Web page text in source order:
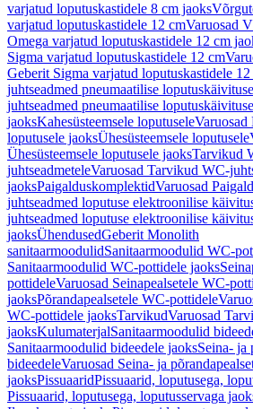
varjatud loputuskastidele 8 cm jaoks
varjatud loputuskastidele 12 cmVaruosad
Omega varjatud loputuskastidele 12 cm
Sigma varjatud loputuskastidele 12 cm
Geberit Sigma varjatud loputuskastidele
juhtseadmed pneumaatilise
juhtseadmed pneumaatilise
jaoksKahesüsteemsele loputuseleVaruosad
loputusele jaoksÜhesüsteemsele loputusele
Ühesüsteemsele loputusele jaoksTarvikud
juhtseadmeteleVaruosad Tarvikud WC-
jaoksPaigalduskomplektidVaruosad
juhtseadmed loputuse elektroonilise
juhtseadmed loputuse elektroonilise
jaoksÜhendusedGeberit Monolith
sanitaarmoodulidSanitaarmoodulid WC-
Sanitaarmoodulid WC-pottidele jaoks
pottideleVaruosad Seinapealsetele WC-
jaoksPõrandapealsetele WC-pottidele
WC-pottidele jaoksTarvikudVaruosad
jaoksKulumaterjalSanitaarmoodulid
Sanitaarmoodulid bideedele jaoksSeina- ja
bideedeleVaruosad Seina- ja
jaoksPissuaaridPissuaarid, loputusega,
Pissuaarid, loputusega, loputusservaga